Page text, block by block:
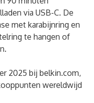
via USB-C. De
met karabijnring en
te hangen of
2025 bij belkin.com,
wereldwijd